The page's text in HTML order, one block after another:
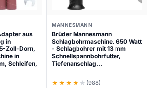
aus
in
Zoll-Dorn,
in
Schleifen,
MANNESMANN
Brüder Mannesmann
Schlagbohrmaschine, 650 Watt
- Schlagbohrer mit 13 mm
Schnellspannbohrfutter,
Tiefenanschlag…
(988)